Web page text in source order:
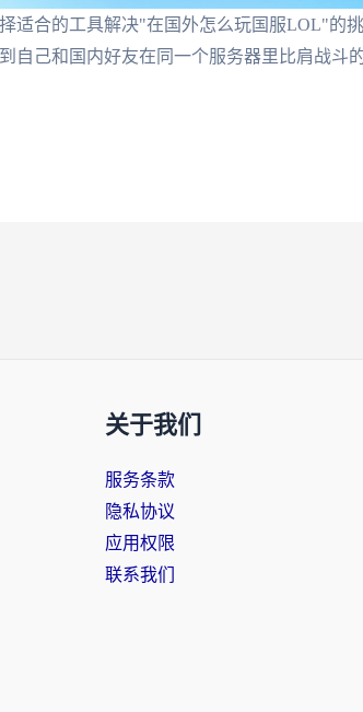
适合的工具解决"在国外怎么玩国服LOL"的
自己和国内好友在同一个服务器里比肩战斗
关于我们
服务条款
隐私协议
应用权限
联系我们